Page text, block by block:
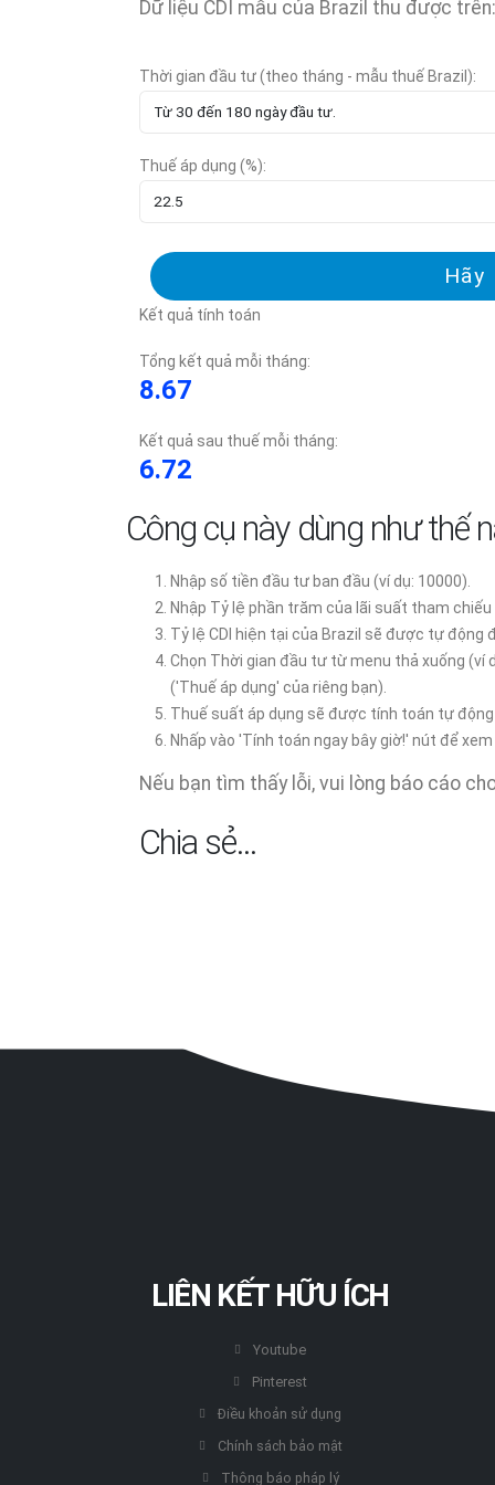
Dữ liệu CDI mẫu của Brazil thu được
Thời gian đầu tư (theo tháng - mẫu thuế Brazil):
Thuế áp dụng (%):
Kết quả tính toán
Tổng kết quả mỗi tháng:
8.67
Kết quả sau thuế mỗi tháng:
6.72
Công cụ này dùng như thế
Nhập số tiền đầu tư ban đầu (ví dụ: 10000).
Nhập Tỷ lệ phần trăm của lãi suất tham
Tỷ lệ CDI hiện tại của Brazil sẽ được tự động
Chọn Thời gian đầu tư từ menu thả xuống (ví
('Thuế áp dụng' của riêng bạn).
Thuế suất áp dụng sẽ được tính toán tự
Nhấp vào 'Tính toán ngay bây giờ!' nút để
Nếu bạn tìm thấy lỗi, vui lòng báo cáo
Chia sẻ…
LIÊN KẾT HỮU ÍCH
Youtube
Pinterest
Điều khoản sử dụng
Chính sách bảo mật
Thông báo pháp lý